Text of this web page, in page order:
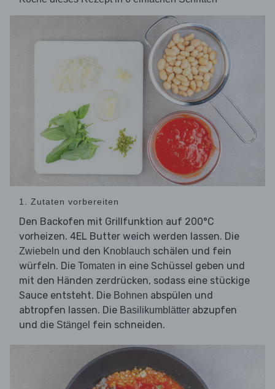
1. Zutaten vorbereiten
Den Backofen mit Grillfunktion auf 200°C
vorheizen. 4EL Butter weich werden lassen. Die
Zwiebeln und den Knoblauch schälen und fein
würfeln. Die Tomaten in eine Schüssel geben und
mit den Händen zerdrücken, sodass eine stückige
Sauce entsteht. Die Bohnen abspülen und
abtropfen lassen. Die Basilikumblätter abzupfen
und die Stängel fein schneiden.